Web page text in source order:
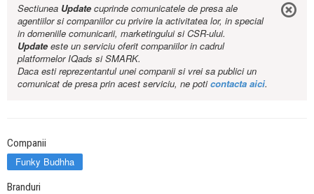
Sectiunea Updatecuprinde comunicatele de presa ale
agentiilor si companiilor cu privire la activitatea lor, in special
in domeniile comunicarii, marketingului si CSR-ului.
Updateeste un serviciu oferit companiilor in cadrul
platformelor IQads si SMARK.
Daca esti reprezentantul unei companii si vrei sa publici un
comunicat de presa prin acest serviciu, ne poticontacta aici.
Companii
Funky Budhha
Branduri